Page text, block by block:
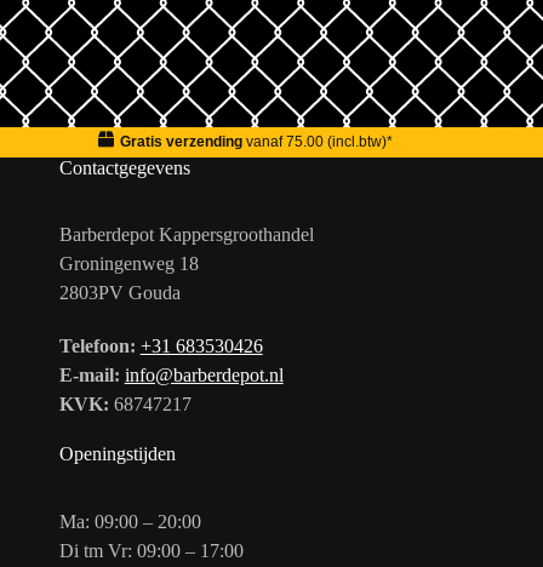
Gratis verzendingvanaf 75.00 (incl.btw)*
Contactgegevens
Barberdepot Kappersgroothandel
Groningenweg 18
2803PV Gouda
Telefoon: +31 683530426
E-mail: info@barberdepot.nl
KVK: 68747217
Openingstijden
Ma: 09:00 – 20:00
Di tm Vr: 09:00 – 17:00